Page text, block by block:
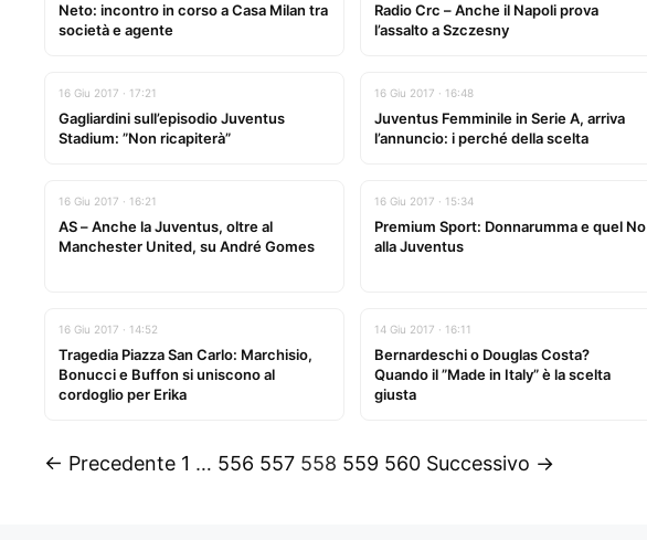
Neto: incontro in corso a Casa Milan tra
società e agente
Radio Crc – Anche il Napoli prova
l’assalto a Szczesny
16 Giu 2017 · 17:21
Gagliardini sull’episodio Juventus
Stadium: ”Non ricapiterà”
16 Giu 2017 · 16:48
Juventus Femminile in Serie A, arriva
l’annuncio: i perché della scelta
16 Giu 2017 · 16:21
AS – Anche la Juventus, oltre al
Manchester United, su André Gomes
16 Giu 2017 · 15:34
Premium Sport: Donnarumma e quel No
alla Juventus
16 Giu 2017 · 14:52
Tragedia Piazza San Carlo: Marchisio,
Bonucci e Buffon si uniscono al
cordoglio per Erika
14 Giu 2017 · 16:11
Bernardeschi o Douglas Costa?
Quando il ”Made in Italy” è la scelta
giusta
← Precedente 1 … 556 557 558 559 560 Successivo →